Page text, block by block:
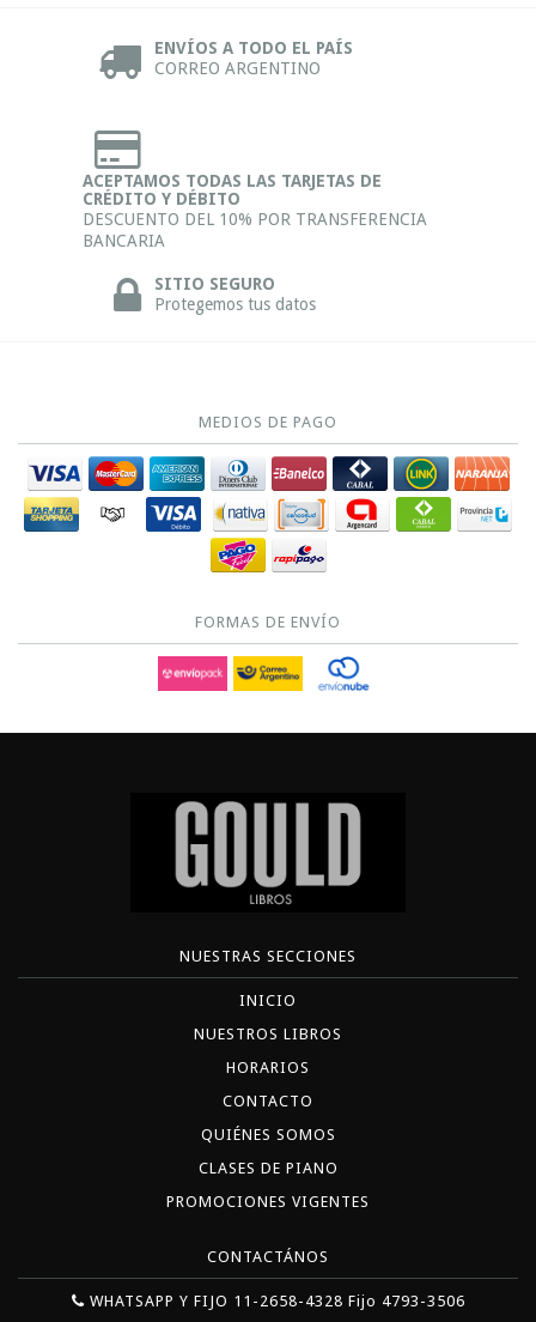
ENVÍOS A TODO EL PAÍS
CORREO ARGENTINO
ACEPTAMOS TODAS LAS TARJETAS DE
CRÉDITO Y DÉBITO
DESCUENTO DEL 10% POR TRANSFERENCIA
BANCARIA
SITIO SEGURO
Protegemos tus datos
MEDIOS DE PAGO
FORMAS DE ENVÍO
NUESTRAS SECCIONES
INICIO
NUESTROS LIBROS
HORARIOS
CONTACTO
QUIÉNES SOMOS
CLASES DE PIANO
PROMOCIONES VIGENTES
CONTACTÁNOS
WHATSAPP Y FIJO 11-2658-4328 Fijo 4793-3506